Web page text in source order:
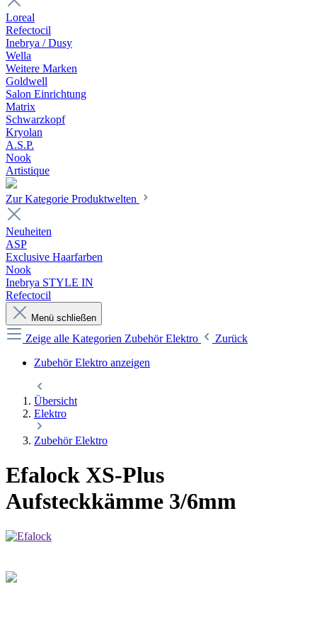
Loreal
Refectocil
Inebrya / Dusy
Wella
Weitere Marken
Goldwell
Salon Einrichtung
Matrix
Schwarzkopf
Kryolan
A.S.P.
Nook
Artistique
Zur Kategorie Produktwelten
Neuheiten
ASP
Exclusive Haarfarben
Nook
Inebrya STYLE IN
Refectocil
Menü schließen
Zeige alle Kategorien Zubehör Elektro
Zurück
Zubehör Elektro anzeigen
Übersicht
Elektro
Zubehör Elektro
Efalock XS-Plus
Aufsteckkämme 3/6mm